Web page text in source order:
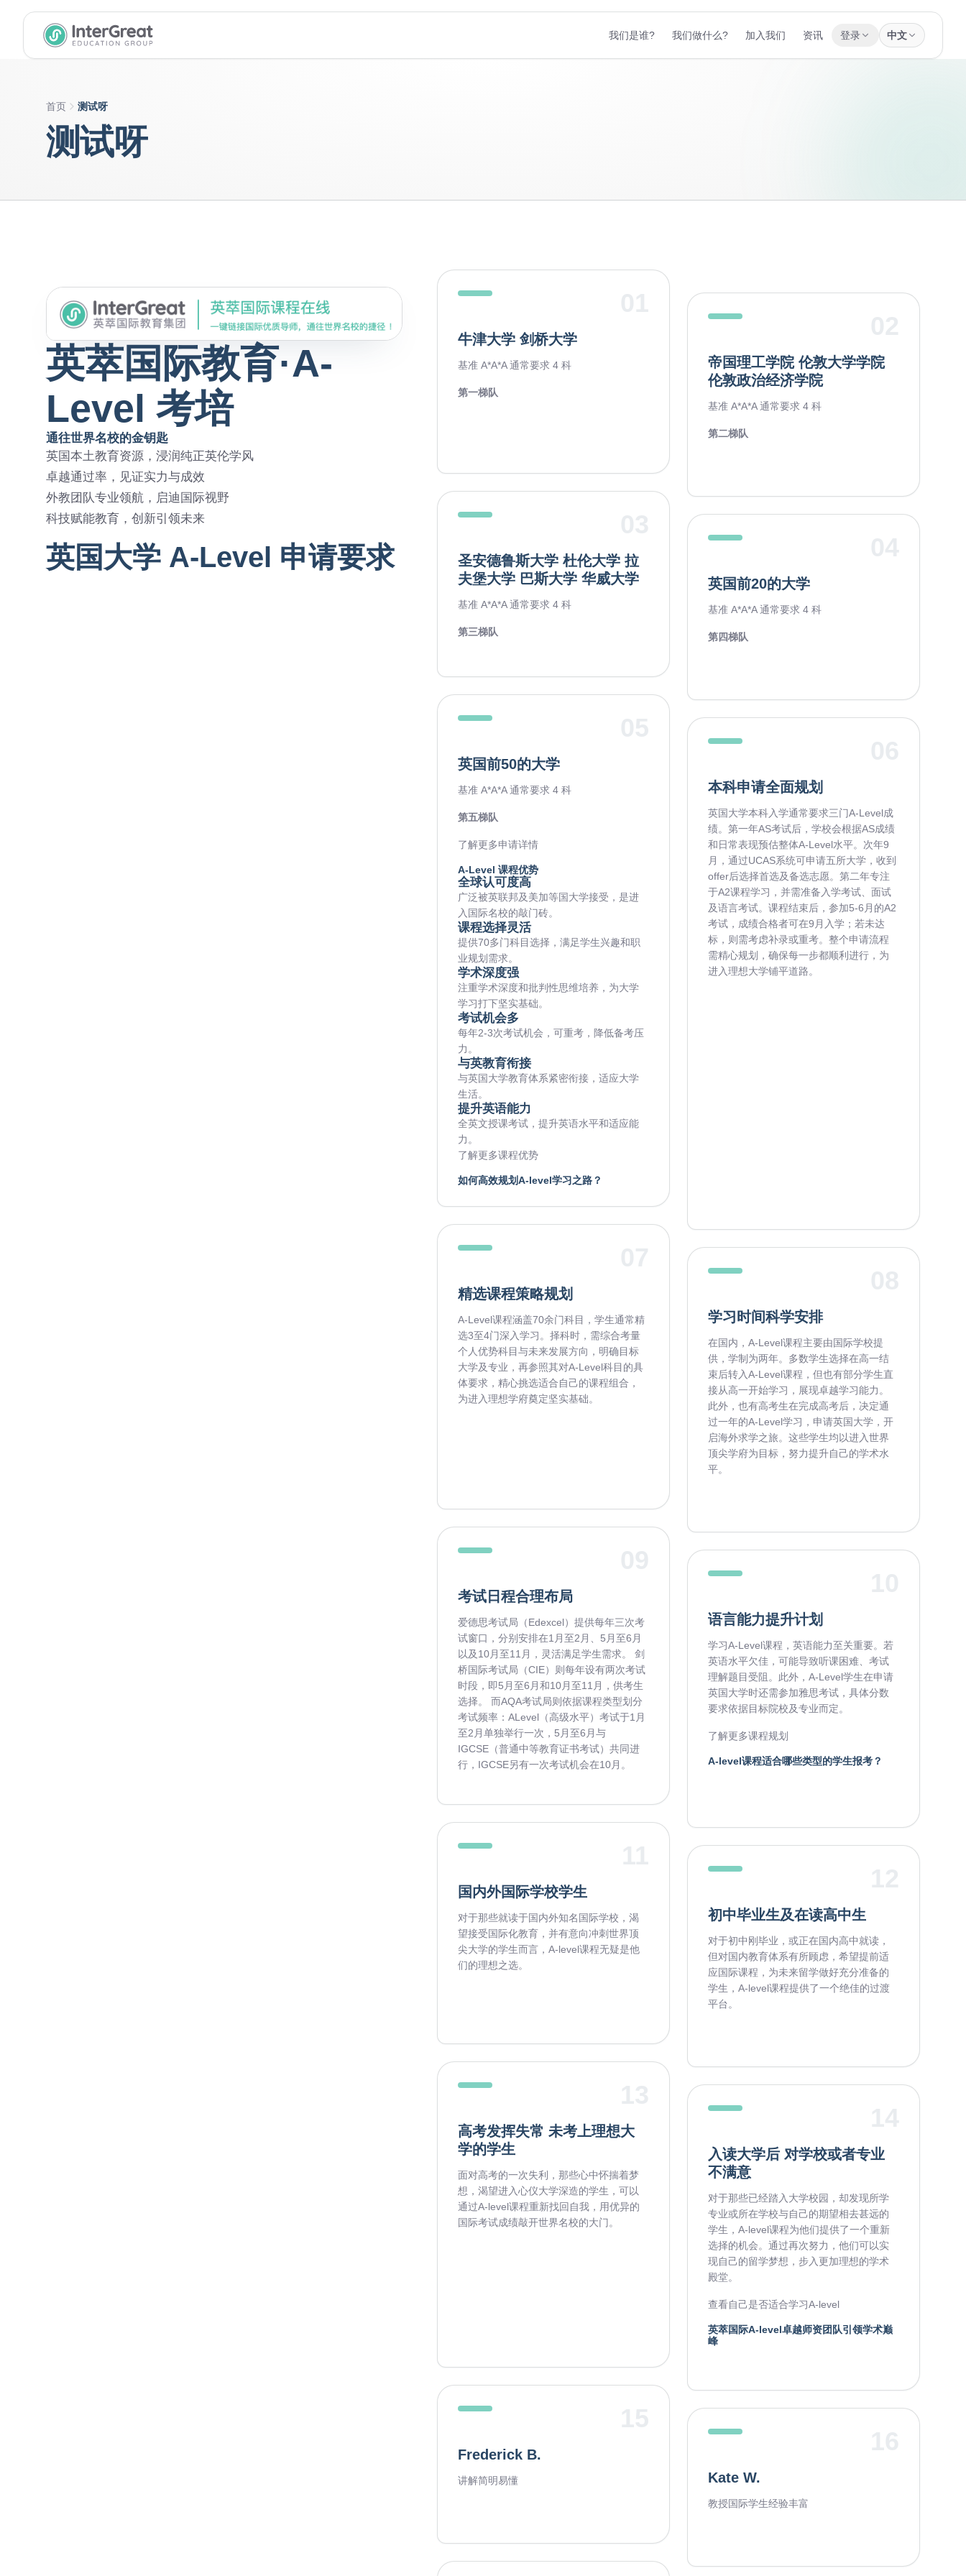
InterGreat Education Group home
我们是谁? 我们做什么? 加入我们 资讯 登录 中文
首页 测试呀
测试呀
英萃国际教育·A-
Level 考培
通往世界名校的金钥匙
英国本土教育资源，浸润纯正英伦学风
卓越通过率，见证实力与成效
外教团队专业领航，启迪国际视野
科技赋能教育，创新引领未来
英国大学 A-Level 申请要求
牛津大学 剑桥大学
基准 A*A*A 通常要求 4 科
第一梯队
帝国理工学院 伦敦大学学院
伦敦政治经济学院
基准 A*A*A 通常要求 4 科
第二梯队
圣安德鲁斯大学 杜伦大学 拉
夫堡大学 巴斯大学 华威大学
基准 A*A*A 通常要求 4 科
第三梯队
英国前20的大学
基准 A*A*A 通常要求 4 科
第四梯队
英国前50的大学
基准 A*A*A 通常要求 4 科
第五梯队
了解更多申请详情
A-Level 课程优势
全球认可度高
广泛被英联邦及美加等国大学接受，是进
入国际名校的敲门砖。
课程选择灵活
提供70多门科目选择，满足学生兴趣和职
业规划需求。
学术深度强
注重学术深度和批判性思维培养，为大学
学习打下坚实基础。
考试机会多
每年2-3次考试机会，可重考，降低备考压
力。
与英教育衔接
与英国大学教育体系紧密衔接，适应大学
生活。
提升英语能力
全英文授课考试，提升英语水平和适应能
力。
了解更多课程优势
如何高效规划A-level学习之路？
本科申请全面规划
英国大学本科入学通常要求三门A-Level成
绩。第一年AS考试后，学校会根据AS成绩
和日常表现预估整体A-Level水平。次年9
月，通过UCAS系统可申请五所大学，收到
offer后选择首选及备选志愿。第二年专注
于A2课程学习，并需准备入学考试、面试
及语言考试。课程结束后，参加5-6月的A2
考试，成绩合格者可在9月入学；若未达
标，则需考虑补录或重考。整个申请流程
需精心规划，确保每一步都顺利进行，为
进入理想大学铺平道路。
精选课程策略规划
A-Level课程涵盖70余门科目，学生通常精
选3至4门深入学习。择科时，需综合考量
个人优势科目与未来发展方向，明确目标
大学及专业，再参照其对A-Level科目的具
体要求，精心挑选适合自己的课程组合，
为进入理想学府奠定坚实基础。
学习时间科学安排
在国内，A-Level课程主要由国际学校提
供，学制为两年。多数学生选择在高一结
束后转入A-Level课程，但也有部分学生直
接从高一开始学习，展现卓越学习能力。
此外，也有高考生在完成高考后，决定通
过一年的A-Level学习，申请英国大学，开
启海外求学之旅。这些学生均以进入世界
顶尖学府为目标，努力提升自己的学术水
平。
考试日程合理布局
爱德思考试局（Edexcel）提供每年三次考
试窗口，分别安排在1月至2月、5月至6月
以及10月至11月，灵活满足学生需求。 剑
桥国际考试局（CIE）则每年设有两次考试
时段，即5月至6月和10月至11月，供考生
选择。 而AQA考试局则依据课程类型划分
考试频率：ALevel（高级水平）考试于1月
至2月单独举行一次，5月至6月与
IGCSE（普通中等教育证书考试）共同进
行，IGCSE另有一次考试机会在10月。
语言能力提升计划
学习A-Level课程，英语能力至关重要。若
英语水平欠佳，可能导致听课困难、考试
理解题目受阻。此外，A-Level学生在申请
英国大学时还需参加雅思考试，具体分数
要求依据目标院校及专业而定。
了解更多课程规划
A-level课程适合哪些类型的学生报考？
国内外国际学校学生
对于那些就读于国内外知名国际学校，渴
望接受国际化教育，并有意向冲刺世界顶
尖大学的学生而言，A-level课程无疑是他
们的理想之选。
初中毕业生及在读高中生
对于初中刚毕业，或正在国内高中就读，
但对国内教育体系有所顾虑，希望提前适
应国际课程，为未来留学做好充分准备的
学生，A-level课程提供了一个绝佳的过渡
平台。
高考发挥失常 未考上理想大
学的学生
面对高考的一次失利，那些心中怀揣着梦
想，渴望进入心仪大学深造的学生，可以
通过A-level课程重新找回自我，用优异的
国际考试成绩敲开世界名校的大门。
入读大学后 对学校或者专业
不满意
对于那些已经踏入大学校园，却发现所学
专业或所在学校与自己的期望相去甚远的
学生，A-level课程为他们提供了一个重新
选择的机会。通过再次努力，他们可以实
现自己的留学梦想，步入更加理想的学术
殿堂。
查看自己是否适合学习A-level
英萃国际A-level卓越师资团队引领学术巅
峰
Frederick B.
讲解简明易懂 Kate W.
教授国际学生经验丰富